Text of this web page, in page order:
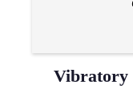
Vibratory